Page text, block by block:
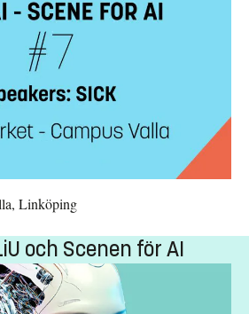
Linköping
och Scenen för AI